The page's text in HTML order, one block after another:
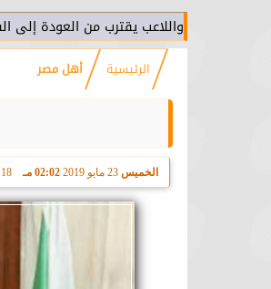
واللاعب يقترب من العودة إلى القاهرة
الرئيسية أهل مصر
الخميس 23 مايو 2019 02:02 مـ 18 رمضان 1440